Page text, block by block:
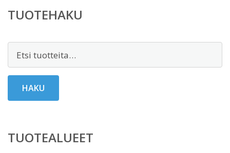
TUOTEHAKU
HAKU
TUOTEALUEET